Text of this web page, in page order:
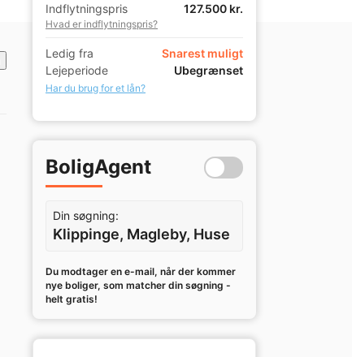
Indflytningspris
127.500 kr.
Hvad er indflytningspris?
Ledig fra
Snarest muligt
Lejeperiode
Ubegrænset
Har du brug for et lån?
BoligAgent
Din søgning:
Klippinge, Magleby, Huse
Du modtager en e-mail, når der kommer
nye boliger, som matcher din søgning -
helt gratis!